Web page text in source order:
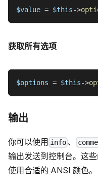
$value = $this->
获取所有选项
$options = $this->
输出
你可以使用 info 、
输出发送到控制台。这
使用合适的 ANSI 颜色。